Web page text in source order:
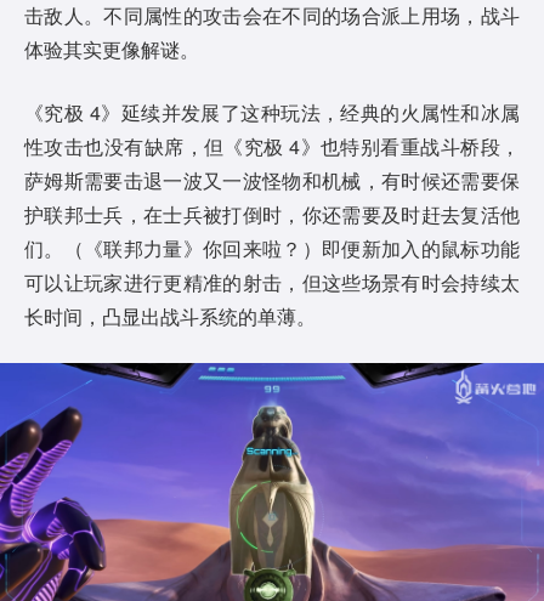
击敌人。不同属性的攻击会在不同的场合派上用场，战斗
体验其实更像解谜。
《究极 4》延续并发展了这种玩法，经典的火属性和冰属
性攻击也没有缺席，但《究极 4》也特别看重战斗桥段，
萨姆斯需要击退一波又一波怪物和机械，有时候还需要保
护联邦士兵，在士兵被打倒时，你还需要及时赶去复活他
们。（《联邦力量》你回来啦？）即便新加入的鼠标功能
可以让玩家进行更精准的射击，但这些场景有时会持续太
长时间，凸显出战斗系统的单薄。